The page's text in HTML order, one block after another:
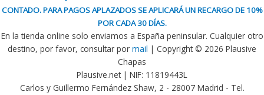
CONTADO. PARA PAGOS APLAZADOS SE APLICARÁ UN RECARGO DE 10%
POR CADA 30 DÍAS.
En la tienda online solo enviamos a España peninsular. Cualquier otro
destino, por favor, consultar por mail | Copyright © 2026 Plausive
Chapas
Plausive.net | NIF: 11819443L
Carlos y Guillermo Fernández Shaw, 2 - 28007 Madrid - Tel.